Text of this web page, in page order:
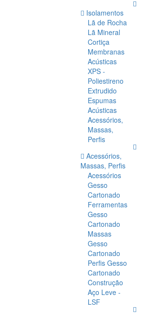
Isolamentos
Lã de Rocha
Lã Mineral
Cortiça
Membranas
Acústicas
XPS -
Poliestireno
Extrudido
Espumas
Acústicas
Acessórios,
Massas,
Perfis
Acessórios,
Massas, Perfis
Acessórios
Gesso
Cartonado
Ferramentas
Gesso
Cartonado
Massas
Gesso
Cartonado
Perfis Gesso
Cartonado
Construção
Aço Leve -
LSF